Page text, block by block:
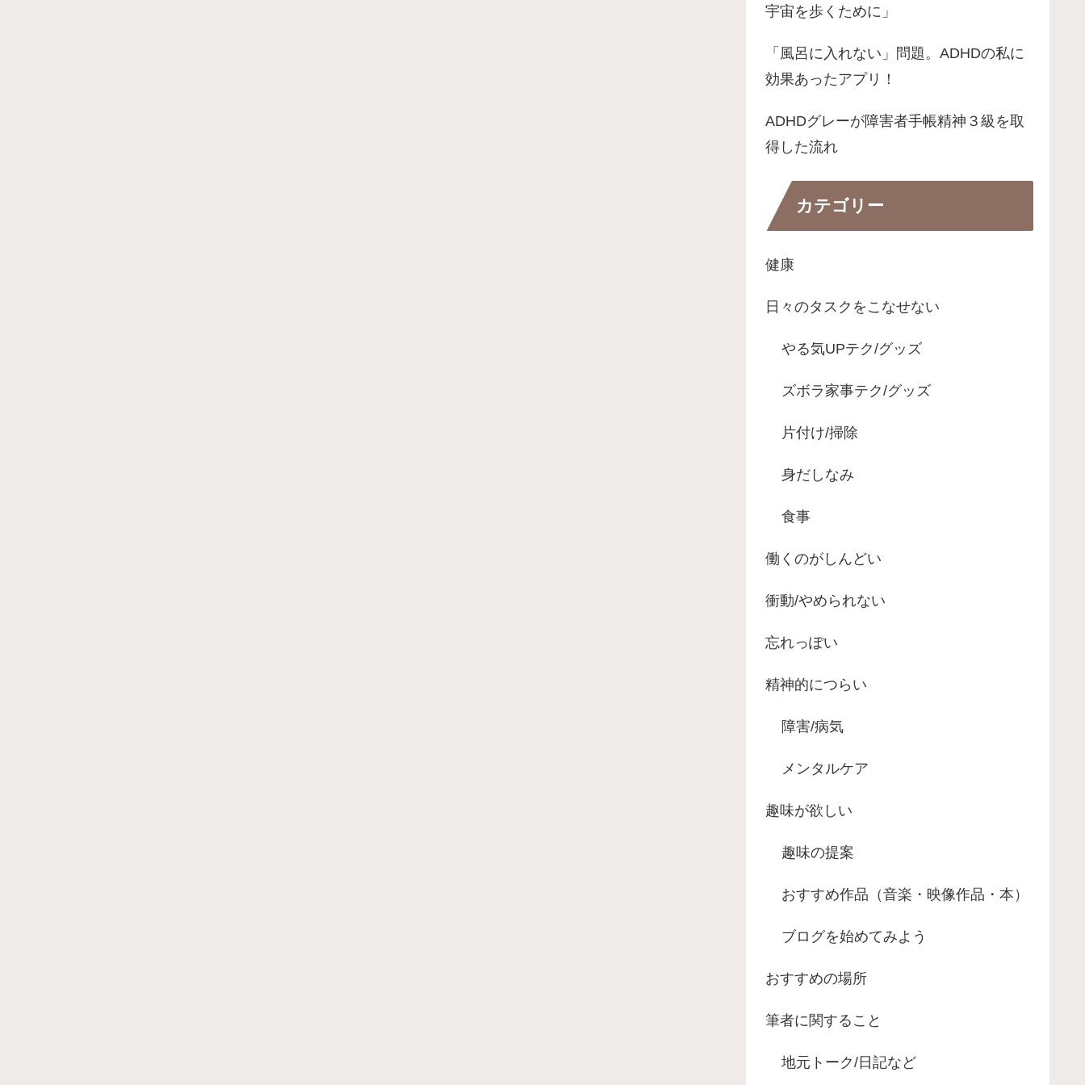
宇宙を歩くために」
「風呂に入れない」問題。ADHDの私に
効果あったアプリ！
ADHDグレーが障害者手帳精神３級を取
得した流れ
カテゴリー
健康
日々のタスクをこなせない
やる気UPテク/グッズ
ズボラ家事テク/グッズ
片付け/掃除
身だしなみ
食事
働くのがしんどい
衝動/やめられない
忘れっぽい
精神的につらい
障害/病気
メンタルケア
趣味が欲しい
趣味の提案
おすすめ作品（音楽・映像作品・本）
ブログを始めてみよう
おすすめの場所
筆者に関すること
地元トーク/日記など